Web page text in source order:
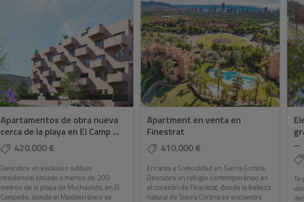
Apartamentos de obra nueva
cerca de la playa en El Camp ...
420.000 €
Descubre un exclusivo edificio
residencial situado a menos de 200
metros de la playa de Muchavista, en El
Campello, donde el Mediterráneo se
Apartment en venta en
Finestrat
410.000 €
Encanto y Comodidad en Sierra Cortina
Descubra un refugio contemporáneo en
el corazón de Finestrat, donde la belleza
natural de Sierra Cortina se encuentra
...
Te